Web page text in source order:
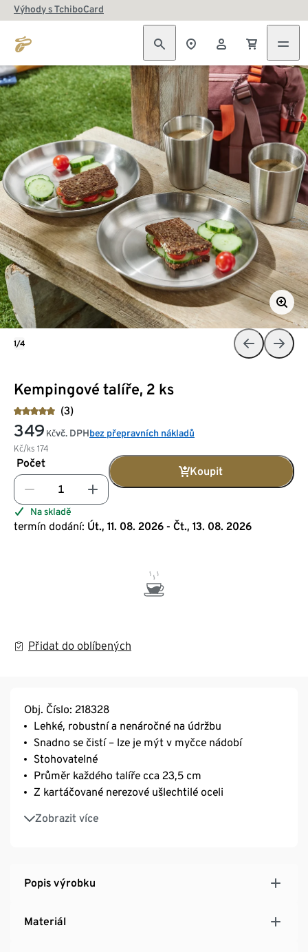
Výhody s TchiboCard
Kempingové talíře, 2 ks
(3)
349 Kč
Kč/ks 174
vč. DPHbez přepravních nákladů
Počet
Koupit
Na skladě
termín dodání: Út., 11. 08. 2026 - Čt., 13. 08. 2026
Přidat do oblíbených
1/4
Obj. Číslo: 218328
Lehké, robustní a nenáročné na údržbu
Snadno se čistí – lze je mýt v myčce nádobí
Stohovatelné
Průměr každého talíře cca 23,5 cm
Z kartáčované nerezové ušlechtilé oceli
Zobrazit více
Pozor: Talíře mohou předávat teplo – příp. nechte
Popis výrobku
Materiál